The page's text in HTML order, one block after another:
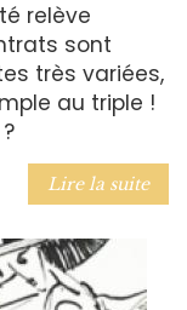
relève
sont
très variées,
au triple !
Lire la suite